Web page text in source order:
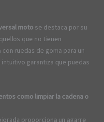
motose destaca por su
que no tienen
ruedas de goma para un
garantiza que puedas
como limpiar la cadena o
proporciona un agarre